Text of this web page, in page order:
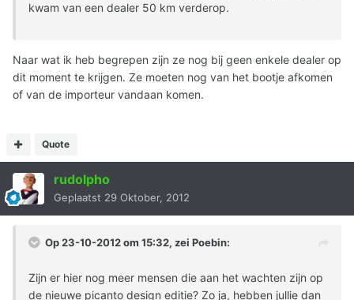
kwam van een dealer 50 km verderop.
Naar wat ik heb begrepen zijn ze nog bij geen enkele dealer op
dit moment te krijgen. Ze moeten nog van het bootje afkomen
of van de importeur vandaan komen.
Quote
rudolpho
Geplaatst 29 Oktober, 2012
Op 23-10-2012 om 15:32, zei Poebin:
Zijn er hier nog meer mensen die aan het wachten zijn op
de nieuwe picanto design editie? Zo ja, hebben jullie dan